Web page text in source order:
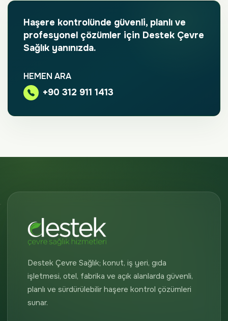
Haşere kontrolünde güvenli, planlı ve
profesyonel çözümler için Destek Çevre
Sağlık yanınızda.
HEMEN ARA
+90 312 911 1413
Destek Çevre Sağlık; konut, iş yeri, gıda
işletmesi, otel, fabrika ve açık alanlarda güvenli,
planlı ve sürdürülebilir haşere kontrol çözümleri
sunar.